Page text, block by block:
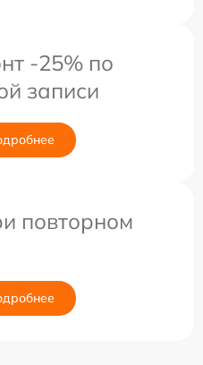
-25% по
записи
повторном